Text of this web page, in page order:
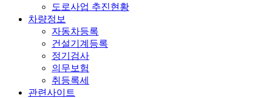
도로사업 추진현황
차량정보
자동차등록
건설기계등록
정기검사
의무보험
취등록세
관련사이트